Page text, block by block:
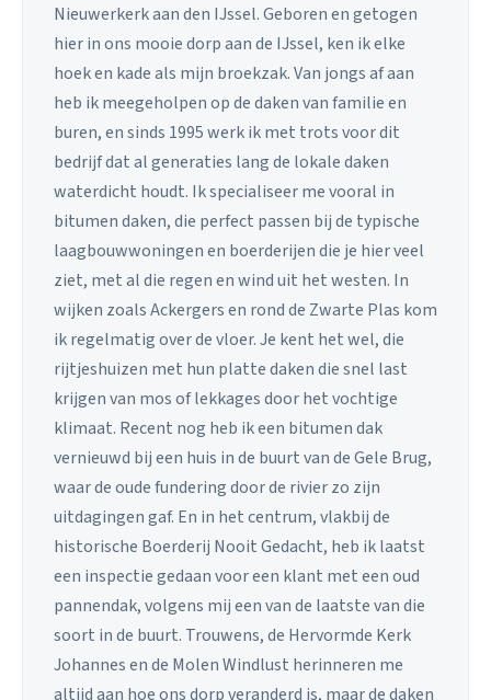
Nieuwerkerk aan den IJssel. Geboren en getogen
hier in ons mooie dorp aan de IJssel, ken ik elke
hoek en kade als mijn broekzak. Van jongs af aan
heb ik meegeholpen op de daken van familie en
buren, en sinds 1995 werk ik met trots voor dit
bedrijf dat al generaties lang de lokale daken
waterdicht houdt. Ik specialiseer me vooral in
bitumen daken, die perfect passen bij de typische
laagbouwwoningen en boerderijen die je hier veel
ziet, met al die regen en wind uit het westen. In
wijken zoals Ackergers en rond de Zwarte Plas kom
ik regelmatig over de vloer. Je kent het wel, die
rijtjeshuizen met hun platte daken die snel last
krijgen van mos of lekkages door het vochtige
klimaat. Recent nog heb ik een bitumen dak
vernieuwd bij een huis in de buurt van de Gele Brug,
waar de oude fundering door de rivier zo zijn
uitdagingen gaf. En in het centrum, vlakbij de
historische Boerderij Nooit Gedacht, heb ik laatst
een inspectie gedaan voor een klant met een oud
pannendak, volgens mij een van de laatste van die
soort in de buurt. Trouwens, de Hervormde Kerk
Johannes en de Molen Windlust herinneren me
altijd aan hoe ons dorp veranderd is, maar de daken